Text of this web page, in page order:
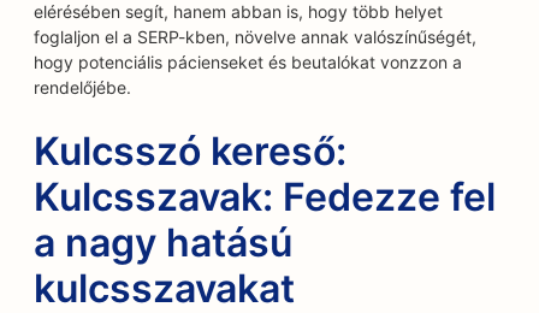
elérésében segít, hanem abban is, hogy több helyet
foglaljon el a SERP-kben, növelve annak valószínűségét,
hogy potenciális pácienseket és beutalókat vonzzon a
rendelőjébe.
Kulcsszó kereső:
Kulcsszavak: Fedezze fel
a nagy hatású
kulcsszavakat